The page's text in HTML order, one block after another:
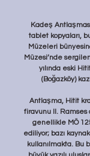
Kadeş
tablet kopyaları,
Müzeleri
Müzesi’nde
yılında eski
(Boğazköy)
Antlaşma, Hitit
firavunu II. Ramses
genellikle MÖ
ediliyor; bazı
kullanılmakta. Bu